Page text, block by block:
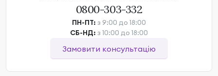
0800-303-332
ПН-ПТ: з 9:00 до 18:00
СБ-НД: з 10:00 до 18:00
Замовити консультацію